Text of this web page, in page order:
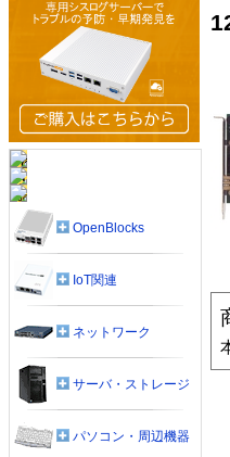
OpenBlocks
IoT関連
ネットワーク
サーバ・ストレージ
パソコン・周辺機器